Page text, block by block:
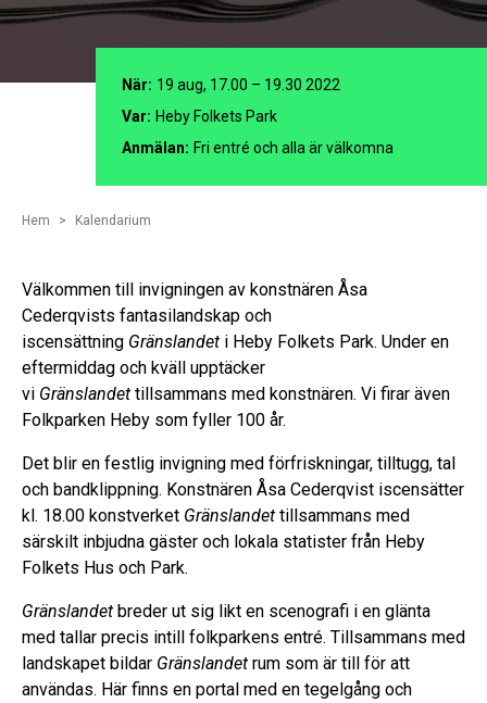
När: 19 aug, 17.00 – 19.30 2022
Var: Heby Folkets Park
Anmälan: Fri entré och alla är välkomna
Hem Kalendarium
Välkommen till invigningen av konstnären Åsa
Cederqvists fantasilandskap och
iscensättning Gränslandet i Heby Folkets Park. Under en
eftermiddag och kväll upptäcker
vi Gränslandet tillsammans med konstnären. Vi firar även
Folkparken Heby som fyller 100 år.
Det blir en festlig invigning med förfriskningar, tilltugg, tal
och bandklippning. Konstnären Åsa Cederqvist iscensätter
kl. 18.00 konstverket Gränslandet tillsammans med
särskilt inbjudna gäster och lokala statister från Heby
Folkets Hus och Park.
Gränslandet breder ut sig likt en scenografi i en glänta
med tallar precis intill folkparkens entré. Tillsammans med
landskapet bildar Gränslandet rum som är till för att
användas. Här finns en portal med en tegelgång och